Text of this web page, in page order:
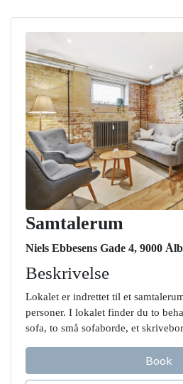
Samtalerum
Niels Ebbesens Gade 4, 9000
Beskrivelse
Lokalet er indrettet til et
personer. I lokalet finder du to
sofa, to små sofaborde, et
Book